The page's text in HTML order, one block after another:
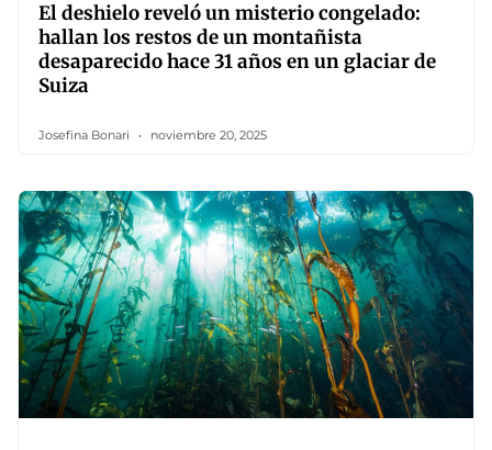
El deshielo reveló un misterio congelado:
hallan los restos de un montañista
desaparecido hace 31 años en un glaciar de
Suiza
Josefina Bonari noviembre 20, 2025